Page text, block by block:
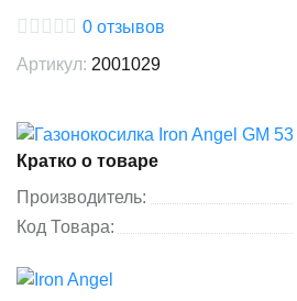
0 отзывов
Артикул: 2001029
Кратко о товаре
Производитель:
Код Товара: